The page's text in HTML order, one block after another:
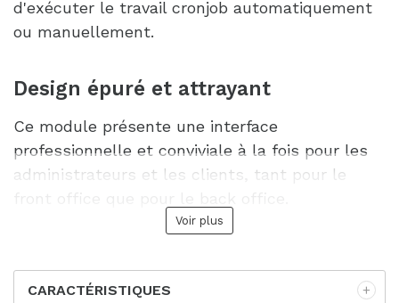
d'exécuter le travail cronjob automatiquement
ou manuellement.
Design épuré et attrayant
Ce module présente une interface
professionnelle et conviviale à la fois pour les
administrateurs et les clients, tant pour le
Voir plus
CARACTÉRISTIQUES